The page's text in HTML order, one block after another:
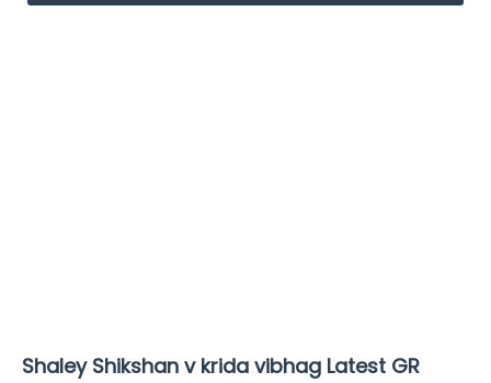
Shaley Shikshan v krida vibhag Latest GR